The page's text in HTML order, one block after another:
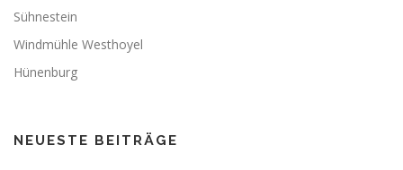
Sühnestein
Windmühle Westhoyel
Hünenburg
NEUESTE BEITRÄGE